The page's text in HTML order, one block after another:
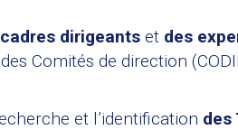
cadres dirigeantset des
Comités de direction
et l’identification des